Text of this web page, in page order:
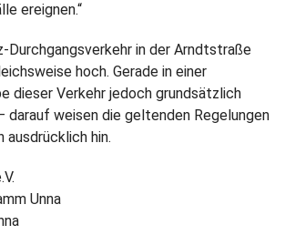
ereignen.“
Durchgangsverkehr in der Arndtstraße
hoch. Gerade in einer
dieser Verkehr jedoch grundsätzlich
darauf weisen die geltenden Regelungen
ausdrücklich hin.
Unna